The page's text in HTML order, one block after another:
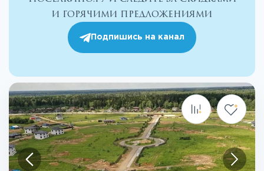
и горячими предложениями
Подпишись на канал